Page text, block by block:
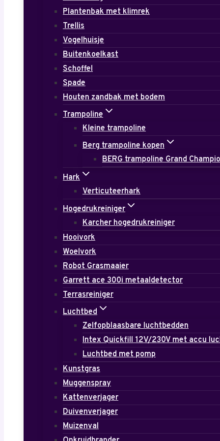
Plantenbak met klimrek
Trellis
Vogelhuisje
Buitenkoelkast
Schoffel
Spade
Houten zandbak met bodem
Trampoline
Kleine trampoline
Berg trampoline kopen
BERG trampoline Grand
Hark
Verticuteerhark
Hogedrukreiniger
Karcher hogedrukreiniger
Hooivork
Woelvork
Robot Grasmaaier
Garrett ace 300i metaaldetector
Terrasreiniger
Luchtbed
Zelfopblaasbare luchtbedden
Intex Quickfill 12V/230V met accu
Luchtbed met pomp
Kunstgras
Muggenspray
Kattenverjager
Duivenverjager
Muizenval